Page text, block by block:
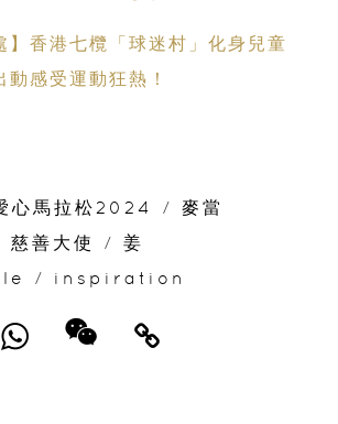
】香港七欖「球迷村」化身兒童
感受運動狂熱！
心馬拉松2024
/
麥當
慈善大使 /
姜
/ inspiration